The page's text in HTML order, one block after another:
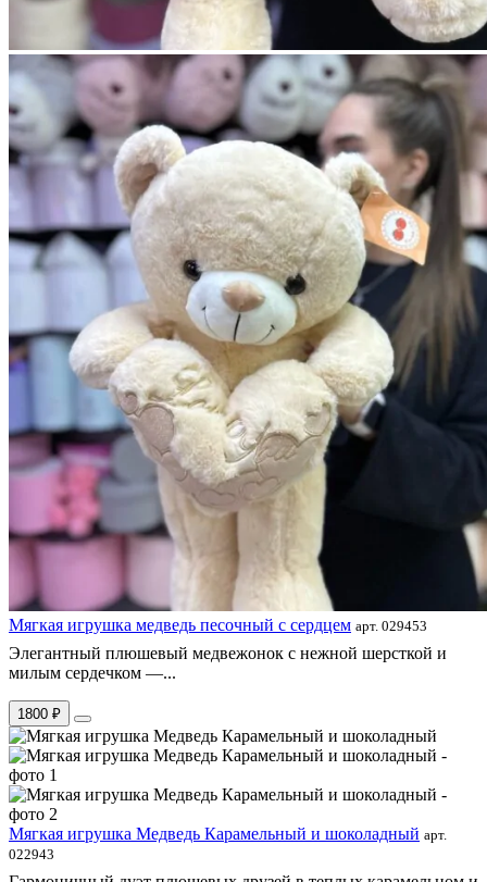
Мягкая игрушка медведь песочный с сердцем арт. 029453
Элегантный плюшевый медвежонок с нежной шерсткой и
милым сердечком —...
1800 ₽
Мягкая игрушка Медведь Карамельный и шоколадный арт.
022943